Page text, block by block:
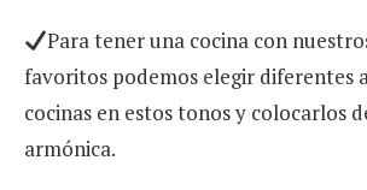
Para tener una cocina con
favoritos podemos elegir diferentes
cocinas en estos tonos y colocarlos
armónica.